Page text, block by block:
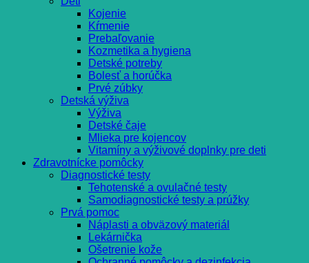
Kojenie
Kŕmenie
Prebaľovanie
Kozmetika a hygiena
Detské potreby
Bolesť a horúčka
Prvé zúbky
Detská výživa
Výživa
Detské čaje
Mlieka pre kojencov
Vitamíny a výživové doplnky pre deti
Zdravotnícke pomôcky
Diagnostické testy
Tehotenské a ovulačné testy
Samodiagnostické testy a prúžky
Prvá pomoc
Náplasti a obväzový materiál
Lekárnička
Ošetrenie kože